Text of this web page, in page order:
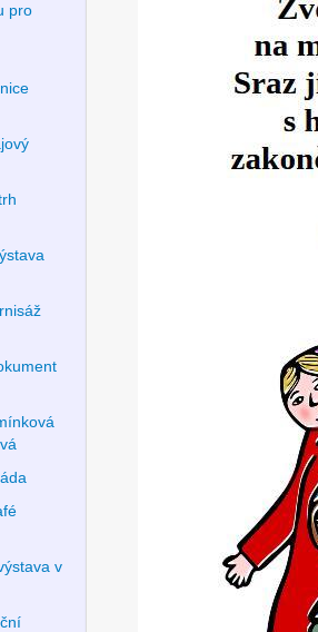
pro
v